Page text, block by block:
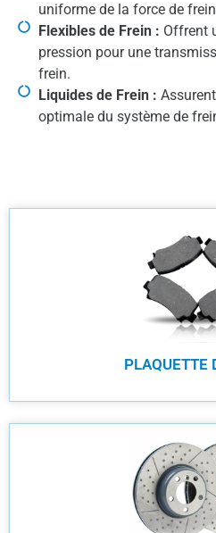
uniforme de la force de
Flexibles de Frein : Offrent
pression pour une
frein.
Liquides de Frein :
optimale du système de
PLAQUETTE